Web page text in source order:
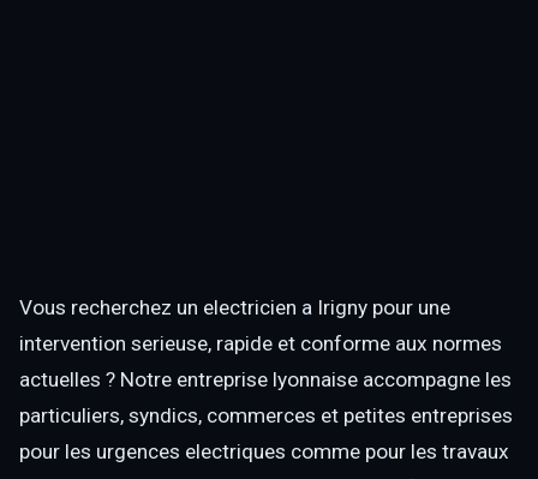
Vous recherchez un electricien a Irigny pour une
intervention serieuse, rapide et conforme aux normes
actuelles ? Notre entreprise lyonnaise accompagne les
particuliers, syndics, commerces et petites entreprises
pour les urgences electriques comme pour les travaux